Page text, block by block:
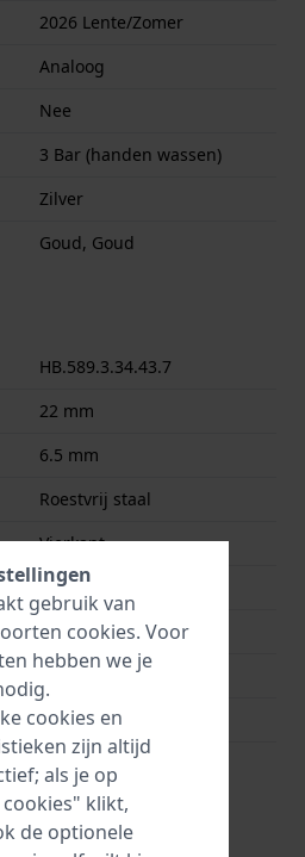
2026 Lente/Zomer
Analoog
Nee
3 Bar (handen wassen)
Zilver
Goud, Goud
HB.589.3.34.43.7
22 mm
6.5 mm
Roestvrij staal
Vierkant
Goud
Roestvrij staal
Mineraal
Trek kroon
gebruik van
cookies. Voor
hebben we je
cookies en
zijn altijd
als je op
klikt,
de optionele